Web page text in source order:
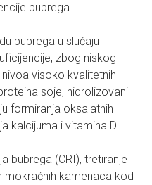
bubrega.
bubrega u slučaju
zbog niskog
visoko kvalitetnih
soje, hidrolizovani
formiranja oksalatnih
kalcijuma i vitamina D.
bubrega (CRI), tretiranje
mokraćnih kamenaca kod